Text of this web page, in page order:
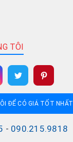
TÔI
ĐỂ CÓ GIÁ TỐT NHẤT
- 090.215.9818